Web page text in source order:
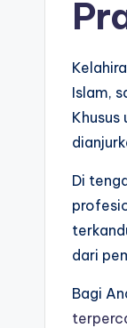
Islam,
Di
dari
Bagi